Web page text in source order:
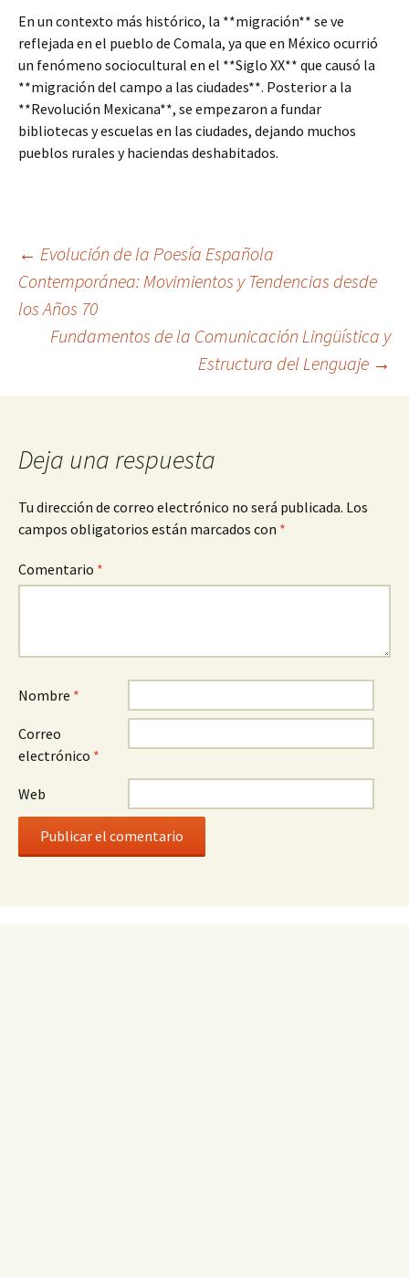
En un contexto más histórico, la **migración** se ve
reflejada en el pueblo de Comala, ya que en México ocurrió
un fenómeno sociocultural en el **Siglo XX** que causó la
**migración del campo a las ciudades**. Posterior a la
**Revolución Mexicana**, se empezaron a fundar
bibliotecas y escuelas en las ciudades, dejando muchos
pueblos rurales y haciendas deshabitados.
Navegación
de
entradas
← Evolución de la Poesía Española
Contemporánea: Movimientos y Tendencias desde
los Años 70
Fundamentos de la Comunicación Lingüística y
Estructura del Lenguaje →
Deja una respuesta
Tu dirección de correo electrónico no será publicada. Los
campos obligatorios están marcados con *
Comentario *
Nombre *
Correo
electrónico *
Web